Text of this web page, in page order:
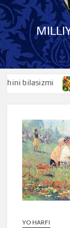
bilasizmi
YO HARFI